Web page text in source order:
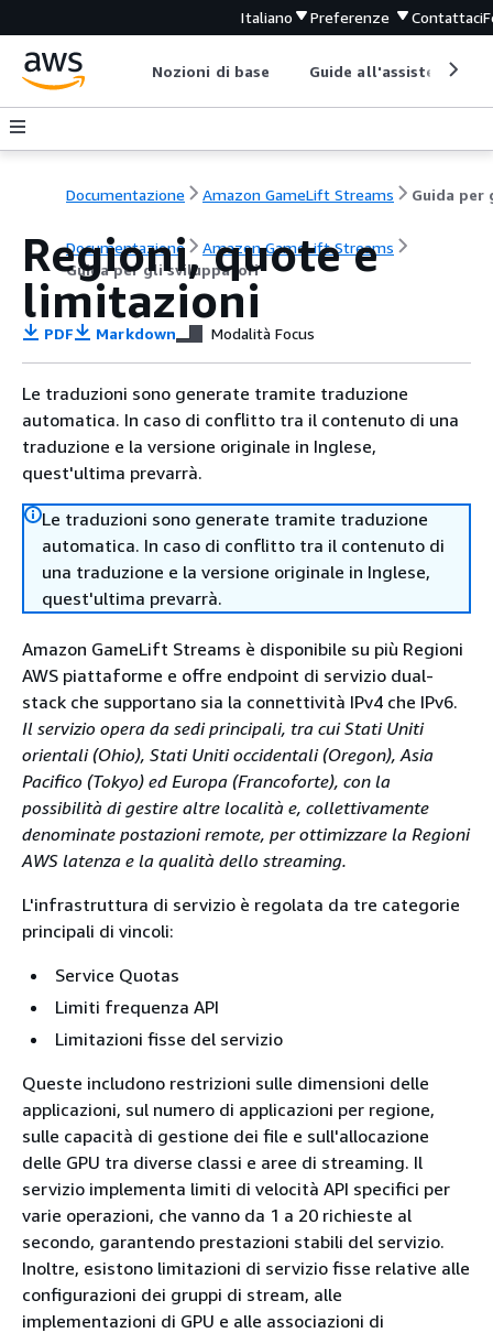
Italiano Preferenze Contattaci
Nozioni di base Guide all'assistenza
Documentazione Amazon GameLift Streams
Documentazione
Amazon GameLift Streams
Guida per gli sviluppatori
Regioni, quote e
limitazioni
PDF Markdown Modalità Focus
Le traduzioni sono generate tramite traduzione
automatica. In caso di conflitto tra il contenuto di una
traduzione e la versione originale in Inglese,
quest'ultima prevarrà.
Le traduzioni sono generate tramite traduzione
automatica. In caso di conflitto tra il contenuto di
una traduzione e la versione originale in Inglese,
quest'ultima prevarrà.
Amazon GameLift Streams è disponibile su più Regioni
AWS piattaforme e offre endpoint di servizio dual-
stack che supportano sia la connettività IPv4 che IPv6.
Il servizio opera da sedi principali, tra cui Stati Uniti
orientali (Ohio), Stati Uniti occidentali (Oregon), Asia
Pacifico (Tokyo) ed Europa (Francoforte), con la
possibilità di gestire altre località e, collettivamente
denominate postazioni remote, per ottimizzare la Regioni
AWS latenza e la qualità dello streaming.
L'infrastruttura di servizio è regolata da tre categorie
principali di vincoli:
Service Quotas
Limiti frequenza API
Limitazioni fisse del servizio
Queste includono restrizioni sulle dimensioni delle
applicazioni, sul numero di applicazioni per regione,
sulle capacità di gestione dei file e sull'allocazione
delle GPU tra diverse classi e aree di streaming. Il
servizio implementa limiti di velocità API specifici per
varie operazioni, che vanno da 1 a 20 richieste al
secondo, garantendo prestazioni stabili del servizio.
Inoltre, esistono limitazioni di servizio fisse relative alle
configurazioni dei gruppi di stream, alle
implementazioni di GPU e alle associazioni di